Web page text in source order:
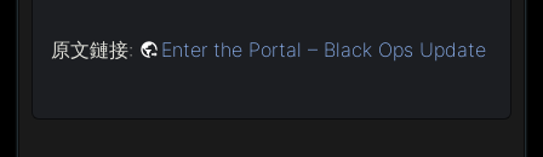
原文鏈接: Enter the Portal – Black Ops Update